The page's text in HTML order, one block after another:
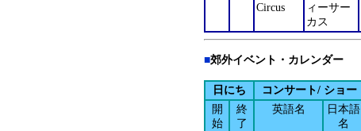
Circus
ィーサー
カス
■郊外イベント・カレンダー
日にち コンサート/ ショー
開
始
終
了
英語名
日本語
名